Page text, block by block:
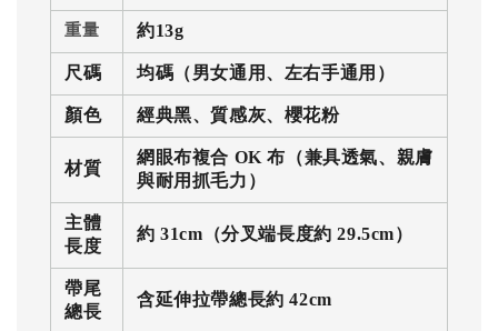
重量 約13g​
尺碼 均碼（男女通用、左右手通用）
顏色 經典黑、質感灰、櫻花粉
材質
網眼布複合 OK布（兼具透氣、親膚
與耐用抓毛力）
主體
長度
約 31cm （分叉端長度約 29.5cm）
帶尾
總長
含延伸拉帶總長約 42cm